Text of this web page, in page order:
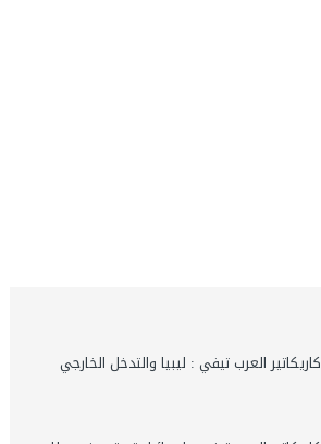
كاريكاتير العرب تيفي : ليبيا والتدخل الخارجي